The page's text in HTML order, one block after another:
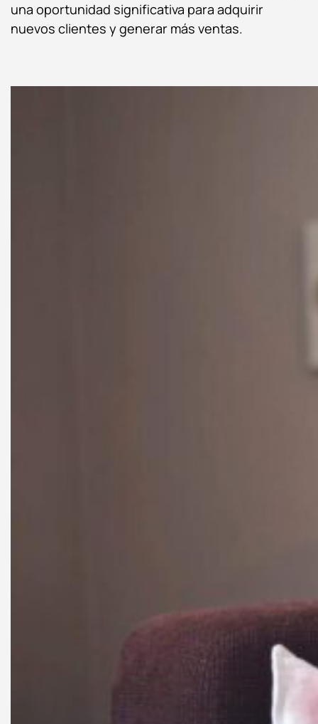
una oportunidad significativa para adquirir
nuevos clientes y generar más ventas.